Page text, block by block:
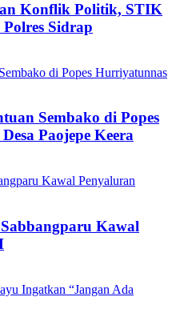
Konflik Politik, STIK
Sidrap
Sembako di Popes
Paojepe Keera
Kawal